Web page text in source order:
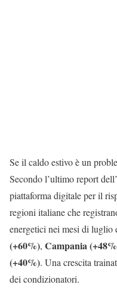
Se il caldo estivo è un
Secondo l’ultimo report dell’
piattaforma digitale per il
regioni italiane che
energetici nei mesi di luglio
(+60%), Campania
(+40%). Una crescita
dei condizionatori.